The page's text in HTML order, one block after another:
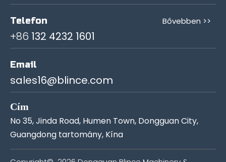
Telefon Bővebben >>
+86 132 4232 1601
Email
sales16@blince.com
Cím
No 35, Jinda Road, Humen Town, Dongguan City,
Guangdong tartomány, Kína